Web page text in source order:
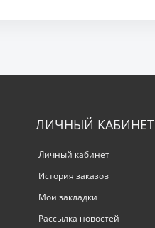
ЛИЧНЫЙ КАБИНЕТ
Личный кабинет
История заказов
Мои закладки
Рассылка новостей